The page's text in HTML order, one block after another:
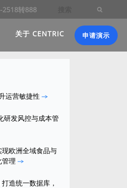
2518转888
关于 CENTRIC 申请演示
运营敏捷性
研发风控与成本管
欧洲全域食品与
理
造统一数据库，